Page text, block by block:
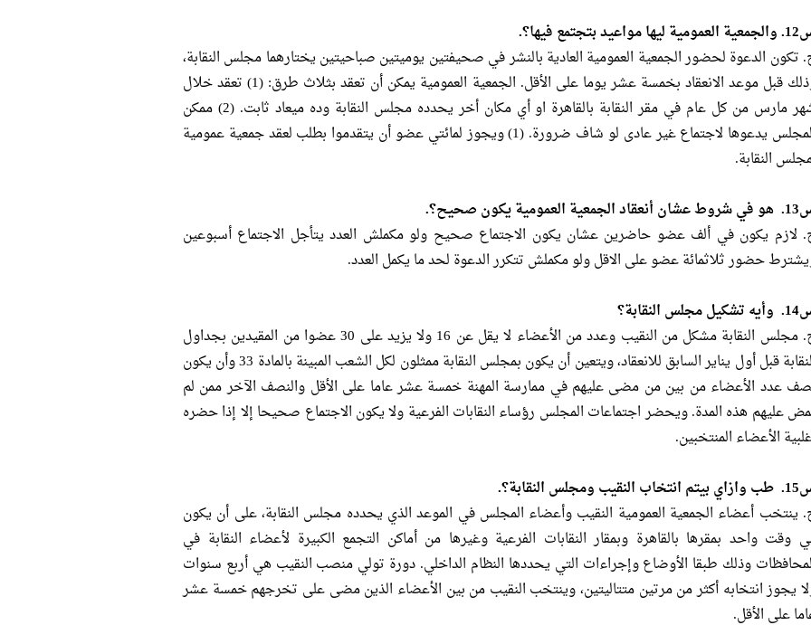
مواعيد بتجتمع فيها؟.
تكون الدعوة لحضور الجمعية العمومية العادية بالنشر في صحيفتين يوميتين صباحيتين يختارهما مجلس النقابة،
وذلك قبل موعد الانعقاد بخمسة عشر يوما على الأقل. الجمعية العمومية يمكن أن تعقد بثلاث طرق: (1) تعقد خلال
شهر مارس من كل عام في مقر النقابة بالقاهرة او أي مكان أخر يحدده مجلس النقابة وده ميعاد ثابت. (2) ممكن
المجلس يدعوها لاجتماع غير عادى لو شاف ضرورة. (1) ويجوز لمائتي عضو أن يتقدموا بطلب لعقد جمعية عمومية
النقابة.
العمومية يكون صحيح؟.
لازم يكون في ألف عضو حاضرين عشان يكون الاجتماع صحيح ولو مكملش العدد يتأجل الاجتماع أسبوعين
حضور ثلاثمائة عضو على الاقل ولو مكملش تتكرر الدعوة لحد ما يكمل العدد.
النقابة؟
ج. مجلس النقابة مشكل من النقيب وعدد من الأعضاء لا يقل عن 16 ولا يزيد على 30 عضوا من المقيدين بجداول
النقابة قبل أول يناير السابق للانعقاد، ويتعين أن يكون بمجلس النقابة ممثلون لكل الشعب المبينة بالمادة 33 وأن يكون
عدد الأعضاء من بين من مضى عليهم في ممارسة المهنة خمسة عشر عاما على الأقل والنصف الآخر ممن لم
عليهم هذه المدة. ويحضر اجتماعات المجلس رؤساء النقابات الفرعية ولا يكون الاجتماع صحيحا إلا إذا حضره
الأعضاء المنتخبين.
ومجلس النقابة؟.
ينتخب أعضاء الجمعية العمومية النقيب وأعضاء المجلس في الموعد الذي يحدده مجلس النقابة، على أن يكون
وقت واحد بمقرها بالقاهرة وبمقار النقابات الفرعية وغيرها من أماكن التجمع الكبيرة لأعضاء النقابة في
وذلك طبقا الأوضاع وإجراءات التي يحددها النظام الداخلي. دورة تولي منصب النقيب هي أربع سنوات
يجوز انتخابه أكثر من مرتين متتاليتين، وينتخب النقيب من بين الأعضاء الذين مضى على تخرجهم خمسة عشر
على الأقل.